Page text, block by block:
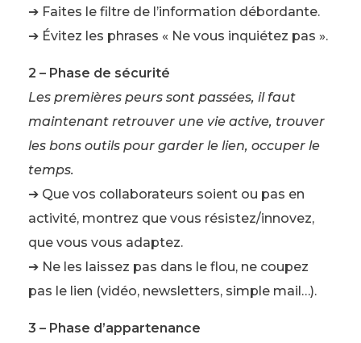
➔ Faites le filtre de l’information débordante.
➔ Évitez les phrases « Ne vous inquiétez pas ».
2 – Phase de sécurité
Les premières peurs sont passées, il faut
maintenant retrouver une vie active, trouver
les bons outils pour garder le lien, occuper le
temps.
➔ Que vos collaborateurs soient ou pas en
activité, montrez que vous résistez/innovez,
que vous vous adaptez.
➔ Ne les laissez pas dans le flou, ne coupez
pas le lien (vidéo, newsletters, simple mail…).
3 – Phase d’appartenance